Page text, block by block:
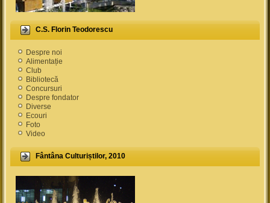
C.S. Florin Teodorescu
Despre noi
Alimentație
Club
Bibliotecă
Concursuri
Despre fondator
Diverse
Ecouri
Foto
Video
Fântâna Culturiștilor, 2010